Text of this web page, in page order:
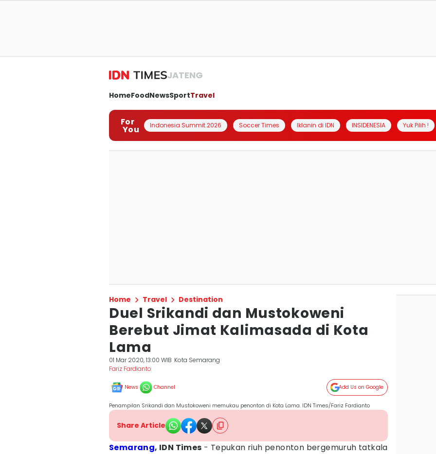
JATENG
HomeFoodNewsSportTravel
For
You Indonesia Summit 2026 Soccer Times Iklanin di IDN INSIDENESIA Yuk Pilih !
Home Travel Destination
Duel Srikandi dan Mustokoweni
Berebut Jimat Kalimasada di Kota
Lama
01 Mar 2020, 13:00 WIB Kota Semarang
Fariz Fardianto
News Channel Add Us on Google
Penampilan Srikandi dan Mustokoweni memukau penonton di Kota Lama. IDN Times/Fariz Fardianto
Share Article
Semarang, IDN Times - Tepukan riuh penonton bergemuruh tatkala